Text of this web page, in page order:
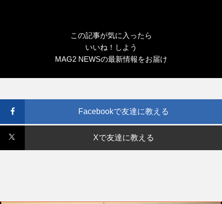
この記事が気に入ったら
いいね！しよう
MAG2 NEWSの最新情報をお届け
Facebookで友達に教える
Xで友達に教える